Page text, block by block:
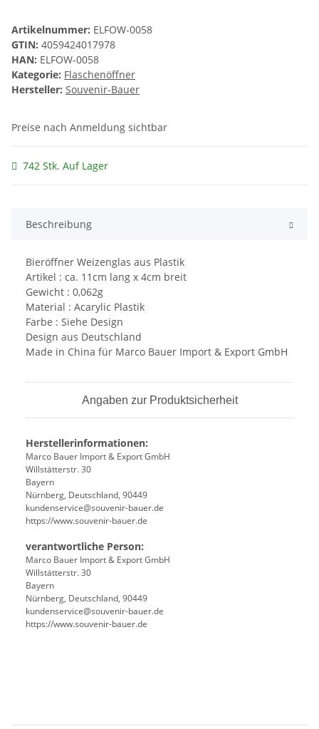
Artikelnummer: ELFOW-0058
GTIN: 4059424017978
HAN: ELFOW-0058
Kategorie: Flaschenöffner
Hersteller: Souvenir-Bauer
Preise nach Anmeldung sichtbar
742 Stk. Auf Lager
Beschreibung
Bieröffner Weizenglas aus Plastik
Artikel : ca. 11cm lang x 4cm breit
Gewicht : 0,062g
Material : Acarylic Plastik
Farbe : Siehe Design
Design aus Deutschland
Made in China für Marco Bauer Import & Export GmbH
Angaben zur Produktsicherheit
Herstellerinformationen:
Marco Bauer Import & Export GmbH
Willstätterstr. 30
Bayern
Nürnberg, Deutschland, 90449
kundenservice@souvenir-bauer.de
https://www.souvenir-bauer.de
verantwortliche Person:
Marco Bauer Import & Export GmbH
Willstätterstr. 30
Bayern
Nürnberg, Deutschland, 90449
kundenservice@souvenir-bauer.de
https://www.souvenir-bauer.de